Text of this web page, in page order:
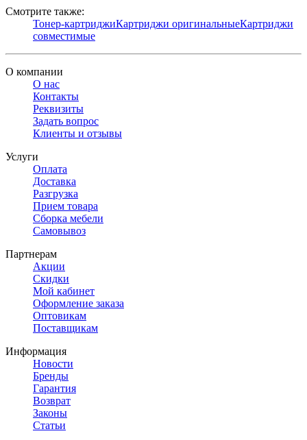
Смотрите также:
Тонер-картриджиКартриджи оригинальныеКартриджи
совместимые
О компании
О нас
Контакты
Реквизиты
Задать вопрос
Клиенты и отзывы
Услуги
Оплата
Доставка
Разгрузка
Прием товара
Сборка мебели
Самовывоз
Партнерам
Акции
Скидки
Мой кабинет
Оформление заказа
Оптовикам
Поставщикам
Информация
Новости
Бренды
Гарантия
Возврат
Законы
Статьи